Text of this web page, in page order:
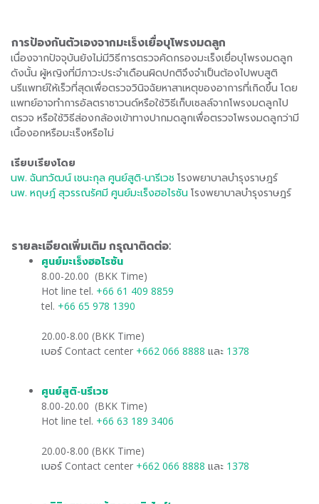
การป้องกันตัวเองจากมะเร็งเยื่อบุโพรงมดลูก
เนื่องจากปัจจุบันยังไม่มีวิธีการตรวจคัดกรองมะเร็งเยื่อบุโพรงมดลูก
ดังนั้น ผู้หญิงที่มีภาวะประจำเดือนผิดปกติจึงจำเป็นต้องไปพบสูติ
นรีแพทย์ให้เร็วที่สุดเพื่อตรวจวินิจฉัยหาสาเหตุของอาการที่เกิดขึ้น โดย
แพทย์อาจทำการอัลตราซาวนด์หรือใช้วิธีเก็บเซลล์จากโพรงมดลูกไป
ตรวจ หรือใช้วิธีส่องกล้องเข้าทางปากมดลูกเพื่อตรวจโพรงมดลูกว่ามี
เนื้องอกหรือมะเร็งหรือไม่
เรียบเรียงโดย
นพ. ฉันทวัฒน์ เชนะกุล ศูนย์สูติ-นารีเวช โรงพยาบาลบำรุงราษฎร์
นพ. หฤษฎ์ สุวรรณรัศมี ศูนย์มะเร็งฮอไรซัน โรงพยาบาลบำรุงราษฎร์
รายละเอียดเพิ่มเติม กรุณาติดต่อ:
ศูนย์มะเร็งฮอไรซัน
8.00-20.00 (BKK Time)
Hot line tel. +66 61 409 8859
tel. +66 65 978 1390
20.00-8.00 (BKK Time)
เบอร์ Contact center +662 066 8888 และ 1378
ศูนย์สูติ-นรีเวช
8.00-20.00 (BKK Time)
Hot line tel. +66 63 189 3406
20.00-8.00 (BKK Time)
เบอร์ Contact center +662 066 8888 และ 1378